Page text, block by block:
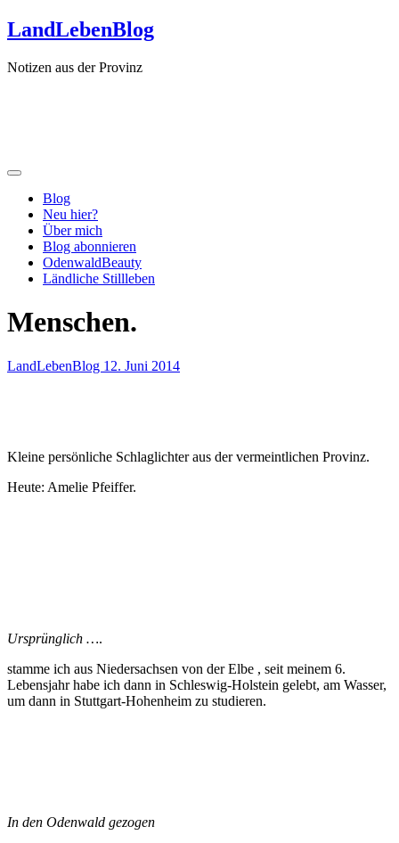
Zum
Inhalt
LandLebenBlog
Notizen aus der Provinz
Blog
Neu hier?
Über mich
Blog abonnieren
OdenwaldBeauty
Ländliche Stillleben
Menschen.
LandLebenBlog 12. Juni 2014
Kleine persönliche Schlaglichter aus der vermeintlichen Provinz.
Heute: Amelie Pfeiffer.
Ursprünglich ….
stamme ich aus Niedersachsen von der Elbe , seit meinem 6.
Lebensjahr habe ich dann in Schleswig-Holstein gelebt, am Wasser,
um dann in Stuttgart-Hohenheim zu studieren.
In den Odenwald gezogen